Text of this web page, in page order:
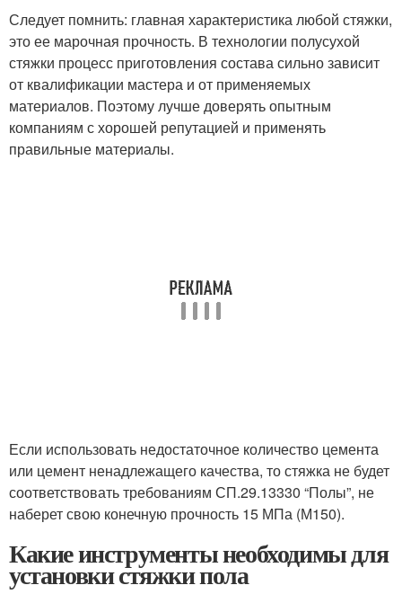
Следует помнить: главная характеристика любой стяжки,
это ее марочная прочность. В технологии полусухой
стяжки процесс приготовления состава сильно зависит
от квалификации мастера и от применяемых
материалов. Поэтому лучше доверять опытным
компаниям с хорошей репутацией и применять
правильные материалы.
Если использовать недостаточное количество цемента
или цемент ненадлежащего качества, то стяжка не будет
соответствовать требованиям СП.29.13330 “Полы”, не
наберет свою конечную прочность 15 МПа (М150).
Какие инструменты необходимы для
установки стяжки пола